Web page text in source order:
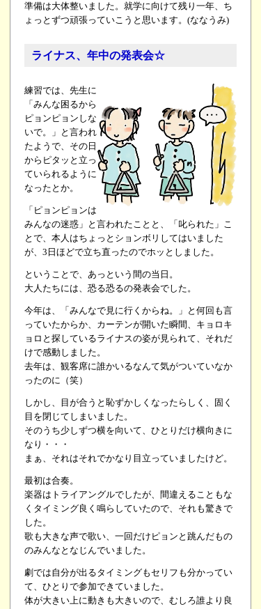
準備は大体整いました。 就学に向けて残り一年、ち
ょっとずつ頑張っていこうと思います。(ななうみ)
ライナス、年中の発表会☆
練習では、先生に
「みんな困るから
ピョンピョンしな
いで。」と言われ
たようで、その日
からピタッと立っ
ていられるように
なったとか。
「ピョンピョンは
みんなの迷惑」と言われたことと、「叱られた」こ
とで、本人はちょっとションボリしてはいました
が、3日ほどで立ち直ったのでホッとしました。
ということで、あっという間の当日。
大人たちには、恐る恐るの発表会でした。
今年は、「みんなで見に行くからね。」と何回も言
っていたからか、カーテンが開いた瞬間、キョロキ
ョロと探しているライナスの姿が見られて、それだ
けで感動しました。
去年は、観客席に誰かいるなんて気がついていなか
ったのに（笑）
しかし、目が合うと恥ずかしくなったらしく、固く
目を閉じてしまいました。
そのうち少しずつ横を向いて、ひとりだけ横向きに
なり・・・
まぁ、それはそれでかなり目立っていましたけど。
最初は合奏。
楽器はトライアングルでしたが、間違えることもな
くタイミング良く鳴らしていたので、それも驚きで
した。
歌も大きな声で歌い、一回だけピョンと跳んだもの
のみんなとなじんでいました。
劇では自分が出るタイミングもセリフも分かってい
て、ひとりで参加できていました。
体が大きい上に動きも大きいので、むしろ誰より良